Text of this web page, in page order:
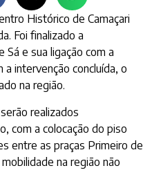
Histórico de Camaçari
Foi finalizado a
Sá e sua ligação com a
intervenção concluída, o
na região.
realizados
com a colocação do piso
entre as praças Primeiro de
na região não